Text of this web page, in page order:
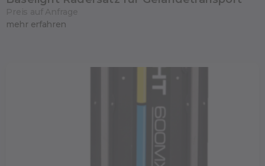
mehr erfahren